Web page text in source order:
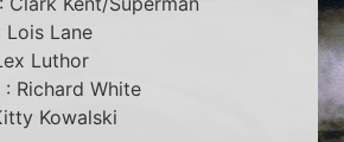
Lois Lane
Luthor
: Richard White
Kowalski